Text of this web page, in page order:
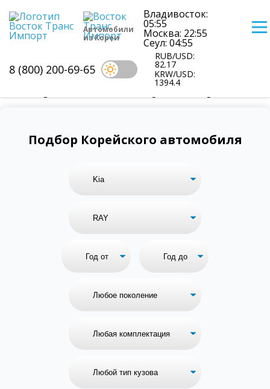
Автомобили
из Кореи
Владивосток:
05:55
Москва: 22:55
Сеул: 04:55
RUB/USD:
82.17
KRW/USD:
1394.4
8 (800) 200-69-65
Цены на Kia Ray из Кореи
Подбор Корейского автомобиля